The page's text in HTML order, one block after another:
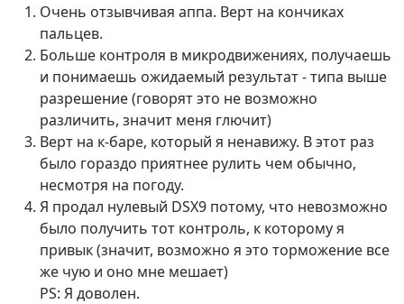
Очень отзывчивая аппа. Верт на кончиках
пальцев.
Больше контроля в микродвижениях, получаешь
и понимаешь ожидаемый результат - типа выше
разрешение (говорят это не возможно
различить, значит меня глючит)
Верт на к-баре, который я ненавижу. В этот раз
было гораздо приятнее рулить чем обычно,
несмотря на погоду.
Я продал нулевый DSX9 потому, что невозможно
было получить тот контроль, к которому я
привык (значит, возможно я это торможение все
же чую и оно мне мешает)
PS: Я доволен.